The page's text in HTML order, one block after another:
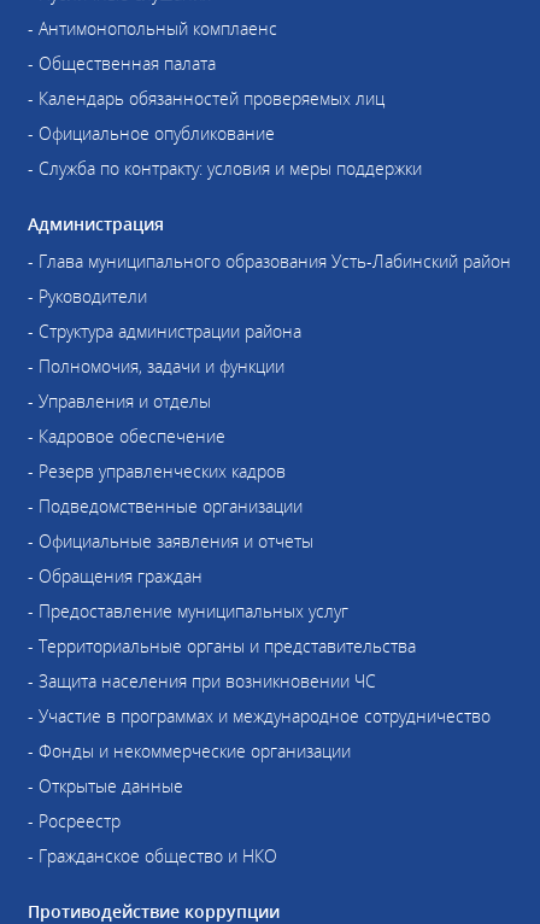
- Антимонопольный комплаенс
- Общественная палата
- Календарь обязанностей проверяемых лиц
- Официальное опубликование
- Служба по контракту: условия и меры поддержки
Администрация
- Глава муниципального образования Усть-Лабинский район
- Руководители
- Структура администрации района
- Полномочия, задачи и функции
- Управления и отделы
- Кадровое обеспечение
- Резерв управленческих кадров
- Подведомственные организации
- Официальные заявления и отчеты
- Обращения граждан
- Предоставление муниципальных услуг
- Территориальные органы и представительства
- Защита населения при возникновении ЧС
- Участие в программах и международное сотрудничество
- Фонды и некоммерческие организации
- Открытые данные
- Росреестр
- Гражданское общество и НКО
Противодействие коррупции